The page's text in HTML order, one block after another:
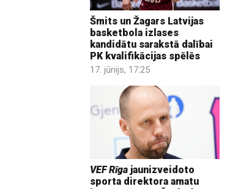
Šmits un Žagars Latvijas
basketbola izlases
kandidātu sarakstā dalībai
PK kvalifikācijas spēlēs
17. jūnijs, 17:25
VEF Rīga jaunizveidoto
sporta direktora amatu